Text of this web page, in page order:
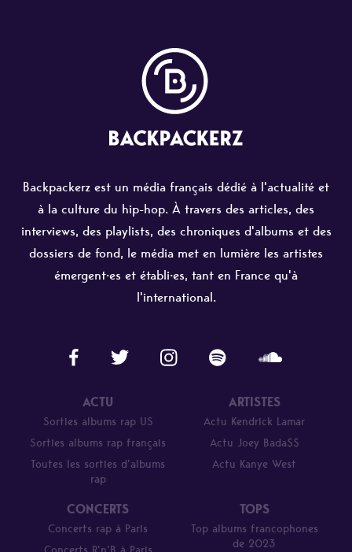
Backpackerz est un média français dédié à l'actualité et
à la culture du hip-hop. À travers des articles, des
interviews, des playlists, des chroniques d'albums et des
dossiers de fond, le média met en lumière les artistes
émergent·es et établi·es, tant en France qu'à
l'international.
ACTU
Sorties albums rap US
Sorties albums rap français
Toutes les sorties d’albums
rap
ARTISTES
Actu Kendrick Lamar
Actu Joey Bada$$
Actu Kanye West
CONCERTS
Concerts rap à Paris
TOPS
Top albums francophones
de 2023